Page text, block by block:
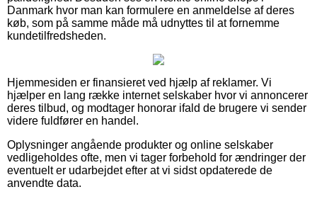
Danmark hvor man kan formulere en anmeldelse af deres
køb, som på samme måde må udnyttes til at fornemme
kundetilfredsheden.
Hjemmesiden er finansieret ved hjælp af reklamer. Vi
hjælper en lang række internet selskaber hvor vi annoncerer
deres tilbud, og modtager honorar ifald de brugere vi sender
videre fuldfører en handel.
Oplysninger angående produkter og online selskaber
vedligeholdes ofte, men vi tager forbehold for ændringer der
eventuelt er udarbejdet efter at vi sidst opdaterede de
anvendte data.